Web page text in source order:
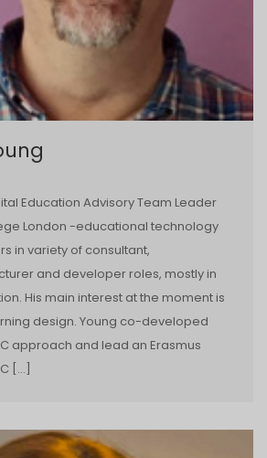
Education Advisory Team Leader
London -educational technology
in variety of consultant,
and developer roles, mostly in
His main interest at the moment is
design. Young co-developed
approach and lead an Erasmus
[…]